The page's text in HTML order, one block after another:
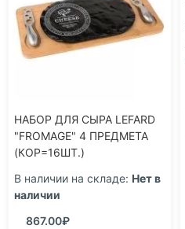
НАБОР ДЛЯ СЫРА LEFARD
"FROMAGE" 4 ПРЕДМЕТА
(КОР=16ШТ.)
В наличии на складе: Нет в
наличии
867.00₽